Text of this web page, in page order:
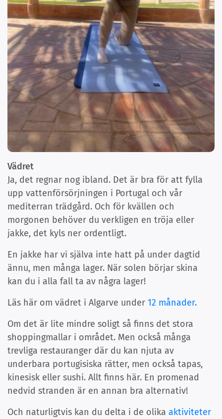
Vädret
Ja, det regnar nog ibland. Det är bra för att fylla
upp vattenförsörjningen i Portugal och vår
mediterran trädgård. Och för kvällen och
morgonen behöver du verkligen en tröja eller
jakke, det kyls ner ordentligt.
En jakke har vi själva inte hatt på under dagtid
ännu, men många lager. När solen börjar skina
kan du i alla fall ta av några lager!
Läs här om vädret i Algarve under 12 månader.
Om det är lite mindre soligt så finns det stora
shoppingmallar i området. Men också många
trevliga restauranger där du kan njuta av
underbara portugisiska rätter, men också tapas,
kinesisk eller sushi. Allt finns här. En promenad
nedvid stranden är en annan bra alternativ!
Och naturligtvis kan du delta i de olika aktiviteter